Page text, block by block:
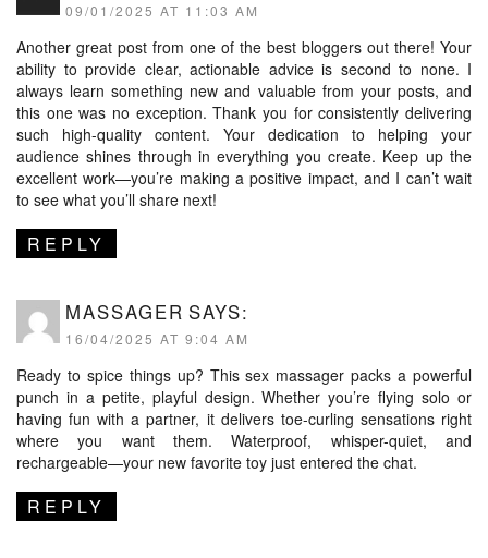
09/01/2025 AT 11:03 AM
Another great post from one of the best bloggers out there! Your
ability to provide clear, actionable advice is second to none. I
always learn something new and valuable from your posts, and
this one was no exception. Thank you for consistently delivering
such high-quality content. Your dedication to helping your
audience shines through in everything you create. Keep up the
excellent work—you’re making a positive impact, and I can’t wait
to see what you’ll share next!
REPLY
MASSAGER SAYS:
16/04/2025 AT 9:04 AM
Ready to spice things up? This sex massager packs a powerful
punch in a petite, playful design. Whether you’re flying solo or
having fun with a partner, it delivers toe-curling sensations right
where you want them. Waterproof, whisper-quiet, and
rechargeable—your new favorite toy just entered the chat.
REPLY